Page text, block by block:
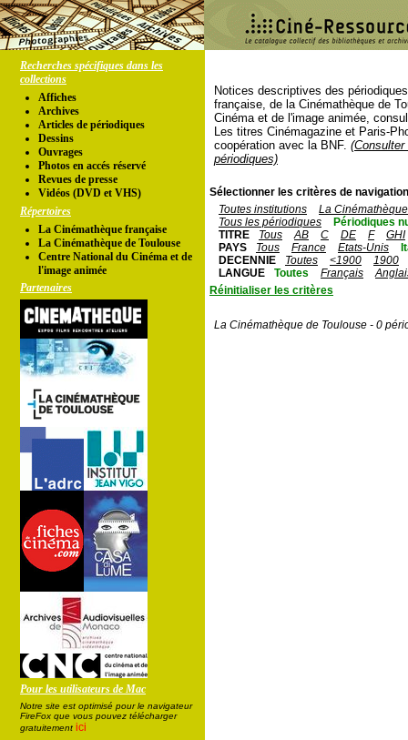
Recherches spécifiques dans les
collections
Affiches
Archives
Articles de périodiques
Dessins
Ouvrages
Photos en accés réservé
Revues de presse
Vidéos (DVD et VHS)
Répertoires
La Cinémathèque française
La Cinémathèque de Toulouse
Centre National du Cinéma et de
l'image animée
Partenaires
Pour les utilisateurs de Mac
Notre site est optimisé pour le navigateur
FireFox que vous pouvez télécharger
gratuitement ici
Notices descriptives des
française, de la Cinémathèque de
Cinéma et de l'image animée,
Les titres Cinémagazine et Paris-
coopération avec la BNF.
périodiques)
Sélectionner les critères de
Toutes institutions
La
Tous les périodiques
Périodiques
TITRE
Tous AB C DE F
GHI
PAYS
Tous France Etats-Unis
DECENNIE
Toutes <1900
1900
LANGUE
Toutes Français
Réinitialiser les critères
La Cinémathèque de Toulouse - 0